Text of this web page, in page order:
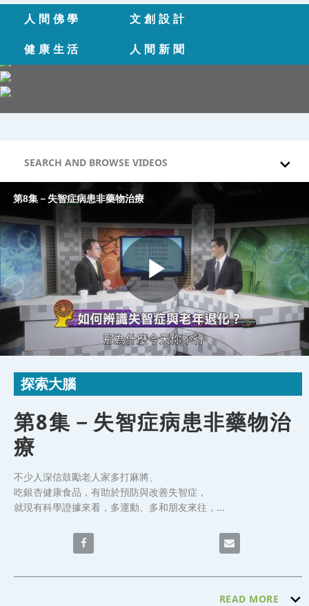
Skip to collection list
Skip to video grid
人間佛學 文創設計
健康生活 人間新聞
SEARCH AND BROWSE VIDEOS
第8集－失智症病患非藥物治療
Play
Video
Skip to collection list
Skip to video grid
探索大腦
第8集－失智症病患非藥物治
療
不少人深信鼓勵老人家多打麻將、
吃銀杏健康食品，有助於預防與改善失智症，
就現有科學證據來看，多運動、多和朋友來往，
今天的節目中針對失智症病患，日常如何做好非藥物治療的議題，
邀請到台北市立聯合醫院仁愛院區專任內科系醫療部主任兼神經內
Share 第8集－失智症病患非藥物治療 on
Email 第8集－
READ MORE